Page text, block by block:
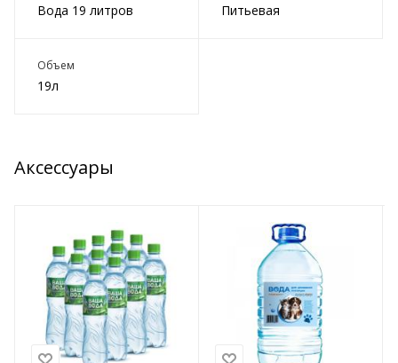
Вода 19 литров Питьевая
Объем
19л
Аксессуары